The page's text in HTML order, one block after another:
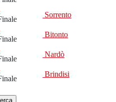
Sorrento
Bitonto
Nardò
Brindisi